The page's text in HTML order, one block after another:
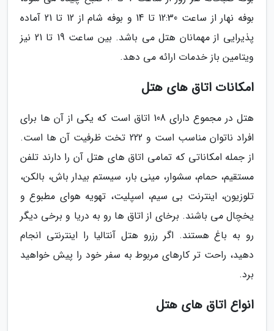
بوفه نهار از ساعت 12:30 تا 14 و بوفه شام از 12 تا 21 آماده
پذیرایی از مهمانان هتل می باشد. بین ساعت 19 تا 21 نیز
ویتامین باز خدمات ارائه می دهد.
امکانات اتاق های هتل
هتل در مجموع دارای 108 اتاق است که یکی از آن ها برای
افراد ناتوان مناسب است و 222 تخت ظرفیت آن ها است.
از جمله امکاناتی که تمامی اتاق های هتل آن را دارند تلفن
مستقیم، حمام، سشوار، مینی بار، سیستم بیدار باش، بالکن،
تلوزیون، اینترنت بی سیم، اسپلیت، تهویه هوای مطبوع و
یخچال می باشند. برخای از اتاق ها رو به دریا و برخی دیگر
رو به باغ هستند. اگر رزرو هتل آنتالیا را اینترنتی انجام
دهید، راحت تر کارهای مربوط به سفر خود را پیش خواهید
برد.
انواع اتاق های هتل